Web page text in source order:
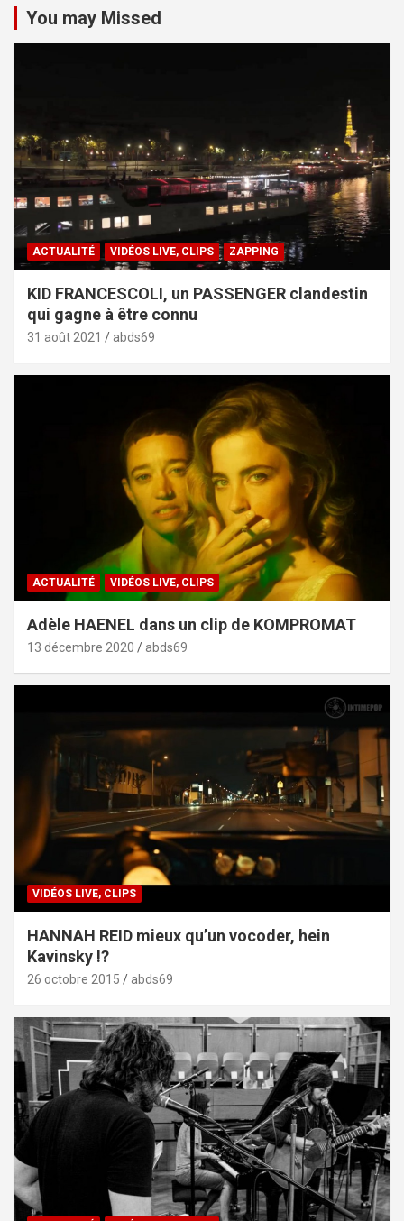
You may Missed
ACTUALITÉ VIDÉOS LIVE, CLIPS ZAPPING
KID FRANCESCOLI, un PASSENGER clandestin
qui gagne à être connu
31 août 2021 abds69
ACTUALITÉ VIDÉOS LIVE, CLIPS
Adèle HAENEL dans un clip de KOMPROMAT
13 décembre 2020 abds69
VIDÉOS LIVE, CLIPS
HANNAH REID mieux qu’un vocoder, hein
Kavinsky !?
26 octobre 2015 abds69